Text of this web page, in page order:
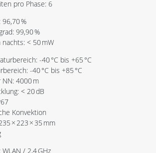
pro Phase: 6
%
99,90 %
< 50 mW
-40 °C bis +65 °C
-40 °C bis +85 °C
4000 m
< 20 dB
Konvektion
× 223 × 35 mm
/ 2,4 GHz